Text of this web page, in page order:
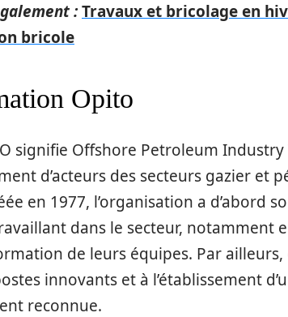
:Travaux et bricolage en
bricole
Opito
signifie Offshore Petroleum
d’acteurs des secteurs gazier et
en 1977, l’organisation a d’abord
dans le secteur, notamment
de leurs équipes. Par
innovants et à l’établissement
reconnue.